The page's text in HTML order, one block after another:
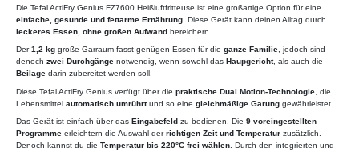
Die Tefal ActiFry Genius FZ7600 Heißluftfritteuse ist eine großartige Option für eine
einfache, gesunde und fettarme Ernährung . Diese Gerät kann deinen Alltag durch
leckeres Essen, ohne großen Aufwand bereichern.
Der1,2 kg große Garraum fasst genügen Essen für die ganze Familie , jedoch sind
denoch zwei Durchgänge notwendig, wenn sowohl das Haupgericht, als auch die
Beilage darin zubereitet werden soll.
Diese Tefal ActiFry Genius verfügt über die praktische Dual Motion-Technologie , die
Lebensmittel automatisch umrührtund so eine gleichmäßige Garung gewährleistet.
Das Gerät ist einfach über das Eingabefeld zu bedienen. Die 9 voreingestellten
Programme erleichtern die Auswahl derrichtigen Zeit und Temperatur zusätzlich.
Denoch kannst du die Temperatur bis 220°C frei wählen . Durch den integrierten und